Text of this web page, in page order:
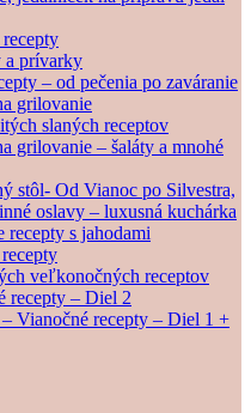
a prívarky
– od pečenia po zaváranie
grilovanie
slaných receptov
grilovanie – šaláty a mnohé
stôl- Od Vianoc po Silvestra,
oslavy – luxusná kuchárka
s jahodami
veľkonočných receptov
recepty – Diel 2
Vianočné recepty – Diel 1 +